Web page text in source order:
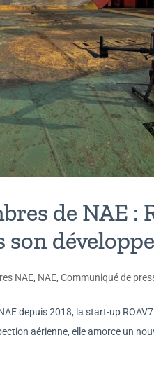
de NAE
son
NAE, NAE, Communiqué de
depuis 2018, la start-up
aérienne, elle amorce un